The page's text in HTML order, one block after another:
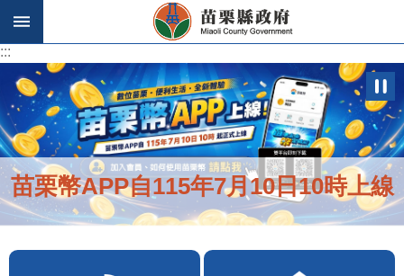
跳到主要內容區塊
:::
苗栗幣APP自115年7月10日10時上線